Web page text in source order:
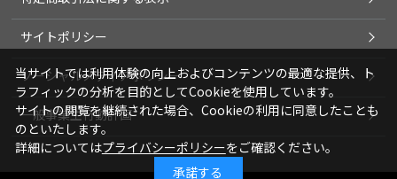
サイトポリシー
ソーシャルメディアポリシー
一般事業主行動計画
当サイトでは利用体験の向上およびコンテンツの最適な提供、ト
ラフィックの分析を目的としてCookieを使用しています。
サイトの閲覧を継続された場合、Cookieの利用に同意したことも
のといたします。
詳細についてはプライバシーポリシーをご確認ください。
承諾する